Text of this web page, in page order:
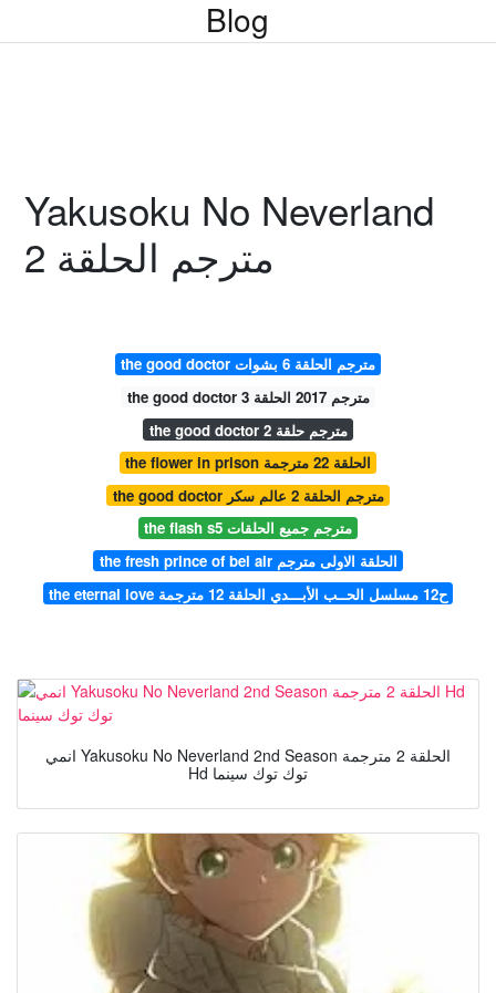
Blog
Yakusoku No Neverland
مترجم الحلقة 2
the good doctor مترجم الحلقة 6 بشوات
the good doctor مترجم 2017 الحلقة 3
the good doctor مترجم حلقة 2
the flower in prison الحلقة 22 مترجمة
the good doctor مترجم الحلقة 2 عالم سكر
the flash s5 مترجم جميع الحلقات
the fresh prince of bel air الحلقة الاولى مترجم
the eternal love ح12 مسلسل الحــب الأبـــدي الحلقة 12 مترجمة
انمي Yakusoku No Neverland 2nd Season الحلقة 2 مترجمة
Hd توك توك سينما